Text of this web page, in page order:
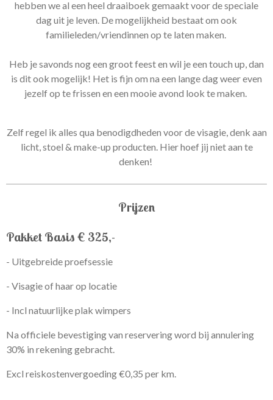
hebben we al een heel draaiboek gemaakt voor de speciale
dag uit je leven. De mogelijkheid bestaat om ook
familieleden/vriendinnen op te laten maken.
Heb je savonds nog een groot feest en wil je een touch up, dan
is dit ook mogelijk! Het is fijn om na een lange dag weer even
jezelf op te frissen en een mooie avond look te maken.
Zelf regel ik alles qua benodigdheden voor de visagie, denk aan
licht, stoel & make-up producten. Hier hoef jij niet aan te
denken!
Prijzen
Pakket Basis € 325,-
- Uitgebreide proefsessie
- Visagie of haar op locatie
- Incl natuurlijke plak wimpers
Na officiele bevestiging van reservering word bij annulering
30% in rekening gebracht.
Excl reiskostenvergoeding €0,35 per km.